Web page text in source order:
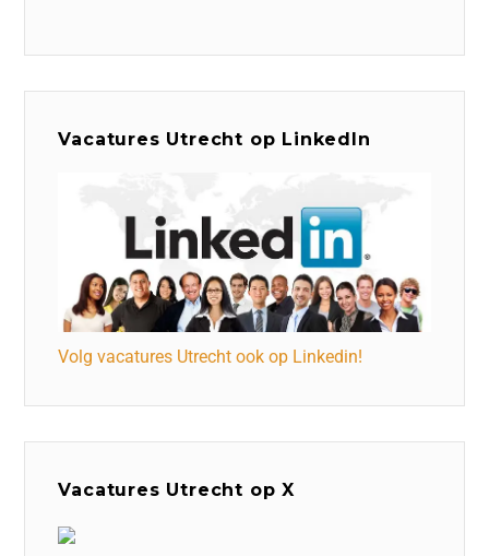
Vacatures Utrecht op LinkedIn
Volg vacatures Utrecht ook op Linkedin!
Vacatures Utrecht op X